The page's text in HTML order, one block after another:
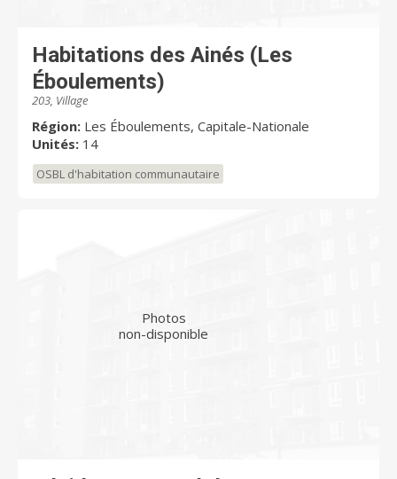
Habitations des Ainés (Les
Éboulements)
203, Village
Région: Les Éboulements, Capitale-Nationale
Unités: 14
OSBL d'habitation communautaire
Photos
non-disponible